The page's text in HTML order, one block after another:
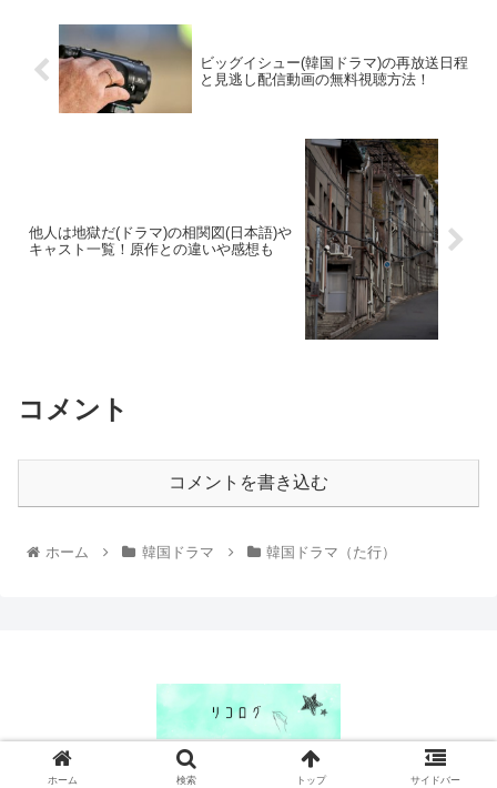
ビッグイシュー(韓国ドラマ)の再放送日程
と見逃し配信動画の無料視聴方法！
他人は地獄だ(ドラマ)の相関図(日本語)や
キャスト一覧！原作との違いや感想も
コメント
コメントを書き込む
ホーム 韓国ドラマ 韓国ドラマ（た行）
© 2018 リコログ.
ホーム 検索 トップ サイドバー